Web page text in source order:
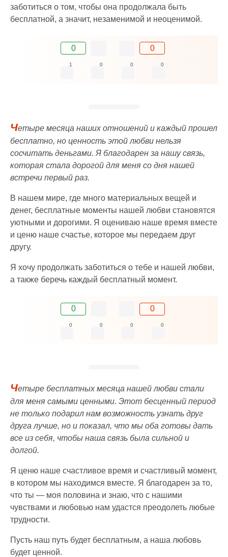
заботиться о том, чтобы она продолжала быть
бесплатной, а значит, незаменимой и неоценимой.
0 0
1 0 0 0
Четыре месяца наших отношений и каждый прошел
бесплатно, но ценность этой любви нельзя
сосчитать деньгами. Я благодарен за нашу связь,
которая стала дорогой для меня со дня нашей
встречи первый раз.
В нашем мире, где много материальных вещей и
денег, бесплатные моменты нашей любви становятся
уютными и дорогими. Я оцениваю наше время вместе
и ценю наше счастье, которое мы передаем друг
другу.
Я хочу продолжать заботиться о тебе и нашей любви,
а также беречь каждый бесплатный момент.
0 0
0 0 0 0
Четыре бесплатных месяца нашей любви стали
для меня самыми ценными. Этот бесценный период
не только подарил нам возможность узнать друг
друга лучше, но и показал, что мы оба готовы дать
все из себя, чтобы наша связь была сильной и
долгой.
Я ценю наше счастливое время и счастливый момент,
в котором мы находимся вместе. Я благодарен за то,
что ты — моя половина и знаю, что с нашими
чувствами и любовью нам удастся преодолеть любые
трудности.
Пусть наш путь будет бесплатным, а наша любовь
будет ценной.